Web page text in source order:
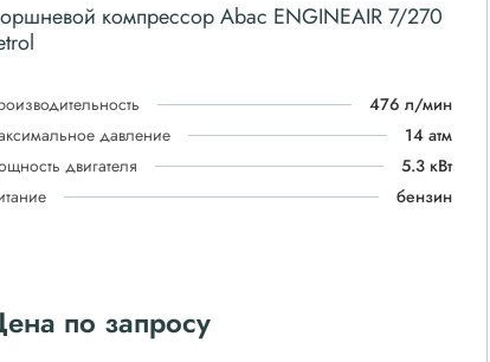
компрессор Abac ENGINEAIR 7/270
476 л/мин
давление
14 атм
двигателя
5.3 кВт
бензин
по запросу